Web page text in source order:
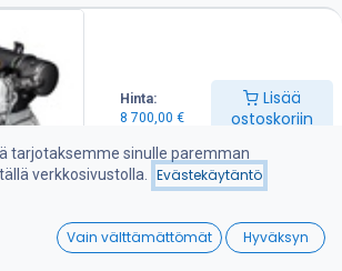
Hinta:
8 700,00 €
Lisää
ostoskoriin
Wishlist
D18-45 kW
- STAGE 5 varustelu
60.4 HP )
225 Nm / 1800 kierr.
tarjotaksemme sinulle paremman
verkkosivustolla.
Evästekäytäntö
Vain välttämättömät Hyväksyn